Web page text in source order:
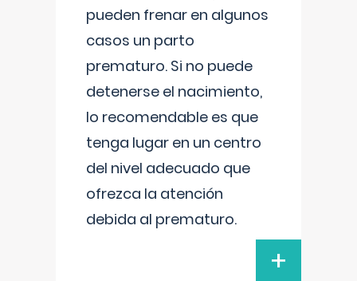
pueden frenar en algunos
casos un parto
prematuro. Si no puede
detenerse el nacimiento,
lo recomendable es que
tenga lugar en un centro
del nivel adecuado que
ofrezca la atención
debida al prematuro.
+